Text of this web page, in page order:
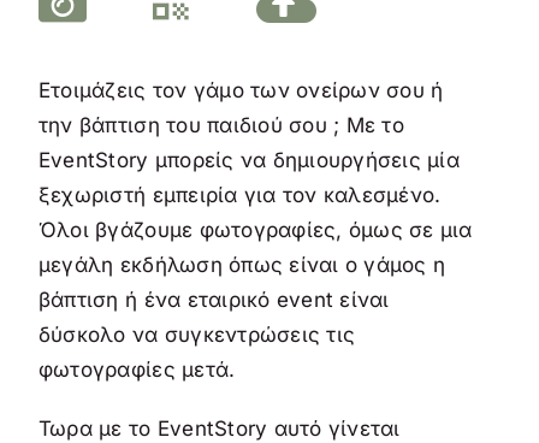
Ετοιμάζεις τον γάμο των ονείρων σου ή
την βάπτιση του παιδιού σου ; Με το
EventStory μπορείς να δημιουργήσεις μία
ξεχωριστή εμπειρία για τον καλεσμένο.
Όλοι βγάζουμε φωτογραφίες, όμως σε μια
μεγάλη εκδήλωση όπως είναι ο γάμος η
βάπτιση ή ένα εταιρικό event είναι
δύσκολο να συγκεντρώσεις τις
φωτογραφίες μετά.
Τωρα με το EventStory αυτό γίνεται